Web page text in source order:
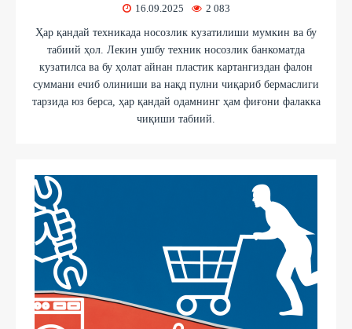
16.09.2025 2 083
Ҳар қандай техникада носозлик кузатилиши мумкин ва бу
табиий ҳол. Лекин ушбу техник носозлик банкоматда
кузатилса ва бу ҳолат айнан пластик картангиздан фалон
суммани ечиб олиниши ва нақд пулни чиқариб бермаслиги
тарзида юз берса, ҳар қандай одамнинг ҳам фиғони фалакка
чиқиши табиий.